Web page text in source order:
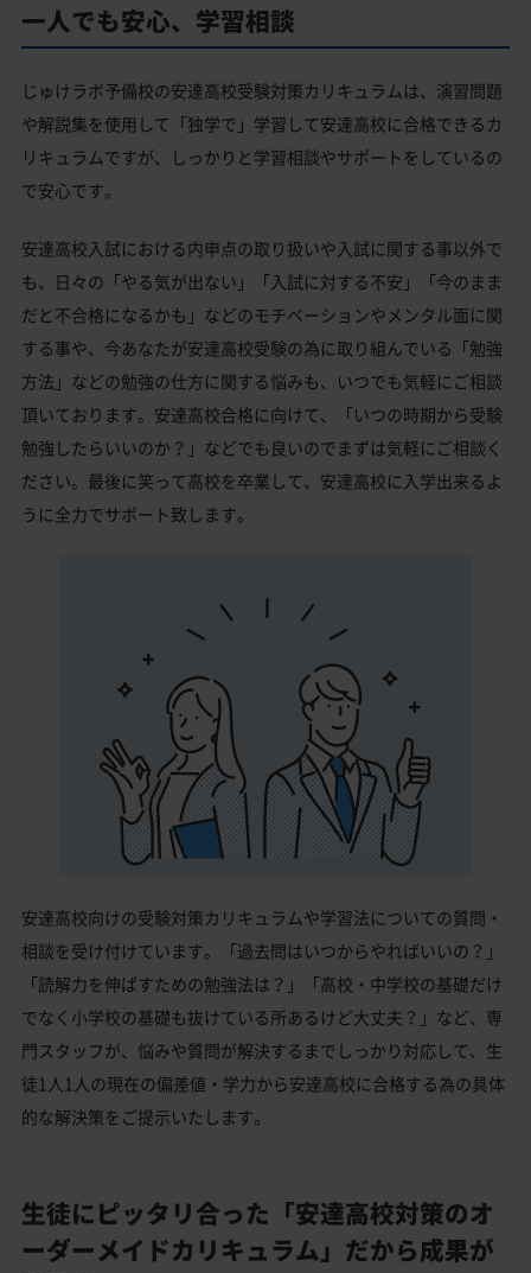
一人でも安心、学習相談
じゅけラボ予備校の安達高校受験対策カリキュラムは、演習問題
や解説集を使用して「独学で」学習して安達高校に合格できるカ
リキュラムですが、しっかりと学習相談やサポートをしているの
で安心です。
安達高校入試における内申点の取り扱いや入試に関する事以外で
も、日々の「やる気が出ない」「入試に対する不安」「今のまま
だと不合格になるかも」などのモチベーションやメンタル面に関
する事や、今あなたが安達高校受験の為に取り組んでいる「勉強
方法」などの勉強の仕方に関する悩みも、いつでも気軽にご相談
頂いております。安達高校合格に向けて、「いつの時期から受験
勉強したらいいのか？」などでも良いのでまずは気軽にご相談く
ださい。最後に笑って高校を卒業して、安達高校に入学出来るよ
うに全力でサポート致します。
安達高校向けの受験対策カリキュラムや学習法についての質問・
相談を受け付けています。「過去問はいつからやればいいの？」
「読解力を伸ばすための勉強法は？」「高校・中学校の基礎だけ
でなく小学校の基礎も抜けている所あるけど大丈夫？」など、専
門スタッフが、悩みや質問が解決するまでしっかり対応して、生
徒1人1人の現在の偏差値・学力から安達高校に合格する為の具体
的な解決策をご提示いたします。
生徒にピッタリ合った「安達高校対策のオ
ーダーメイドカリキュラム」だから成果が